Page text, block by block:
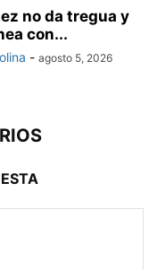
no da tregua y
con...
- agosto 5, 2026